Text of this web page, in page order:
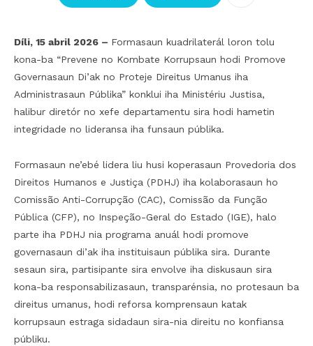
Díli, 15 abril 2026 – Formasaun kuadrilaterál loron tolu
kona-ba “Prevene no Kombate Korrupsaun hodi Promove
Governasaun Di’ak no Proteje Direitus Umanus iha
Administrasaun Públika” konklui iha Ministériu Justisa,
halibur diretór no xefe departamentu sira hodi hametin
integridade no lideransa iha funsaun públika.
Formasaun ne’ebé lidera liu husi koperasaun Provedoria dos
Direitos Humanos e Justiça (PDHJ) iha kolaborasaun ho
Comissão Anti-Corrupção (CAC), Comissão da Função
Pública (CFP), no Inspeção-Geral do Estado (IGE), halo
parte iha PDHJ nia programa anuál hodi promove
governasaun di’ak iha instituisaun públika sira. Durante
sesaun sira, partisipante sira envolve iha diskusaun sira
kona-ba responsabilizasaun, transparénsia, no protesaun ba
direitus umanus, hodi reforsa komprensaun katak
korrupsaun estraga sidadaun sira-nia direitu no konfiansa
públiku.